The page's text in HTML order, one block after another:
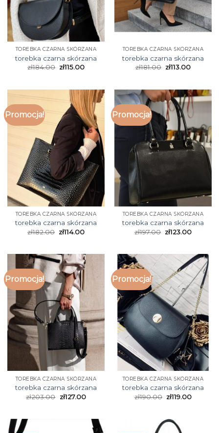
TOREBKA CZARNA SKÓRZANA
torebka czarna skórzana
zł184.00 zł115.00
TOREBKA CZARNA SKÓRZANA
torebka czarna skórzana
zł181.00 zł113.00
Promocja!
TOREBKA CZARNA SKÓRZANA
torebka czarna skórzana
zł182.00 zł114.00
Promocja!
TOREBKA CZARNA SKÓRZANA
torebka czarna skórzana
zł197.00 zł123.00
Promocja!
TOREBKA CZARNA SKÓRZANA
torebka czarna skórzana
zł203.00 zł127.00
Promocja!
TOREBKA CZARNA SKÓRZANA
torebka czarna skórzana
zł190.00 zł119.00